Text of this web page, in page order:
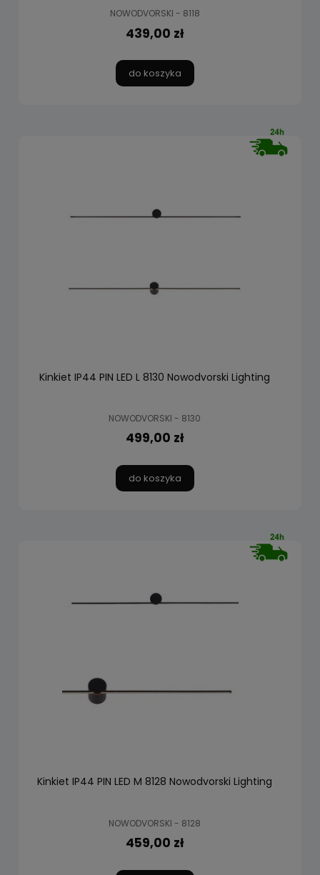
NOWODVORSKI - 8118
439,00 zł
do koszyka
Kinkiet IP44 PIN LED L 8130 Nowodvorski Lighting
NOWODVORSKI - 8130
499,00 zł
do koszyka
Kinkiet IP44 PIN LED M 8128 Nowodvorski Lighting
NOWODVORSKI - 8128
459,00 zł